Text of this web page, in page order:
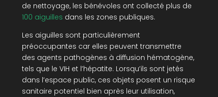
de nettoyage, les bénévoles ont collecté plus de
100 aiguilles dans les zones publiques.
Les aiguilles sont particulièrement
préoccupantes car elles peuvent transmettre
des agents pathogènes à diffusion hématogène,
tels que le VIH et l’hépatite. Lorsqu’ils sont jetés
dans l’espace public, ces objets posent un risque
sanitaire potentiel bien après leur utilisation,